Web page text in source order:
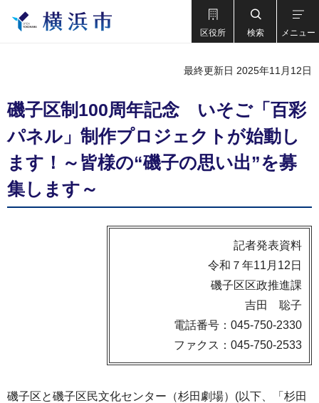
区役所 検索 メニュー
最終更新日 2025年11月12日
磯子区制100周年記念 いそご「百彩
パネル」制作プロジェクトが始動し
ます！～皆様の“磯子の思い出”を募
集します～
記者発表資料
令和７年11月12日
磯子区区政推進課
吉田 聡子
電話番号：045-750-2330
ファクス：045-750-2533
磯子区と磯子区民文化センター（杉田劇場）(以下、「杉田